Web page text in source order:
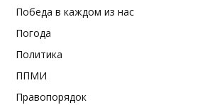
Победа в каждом из нас
Погода
Политика
ППМИ
Правопорядок